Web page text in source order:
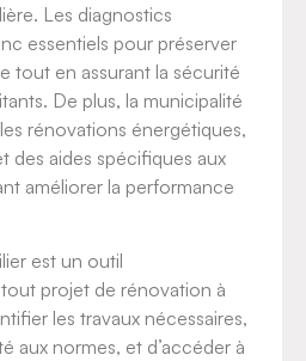
Les diagnostics
essentiels pour préserver
tout en assurant la sécurité
De plus, la municipalité
rénovations énergétiques,
des aides spécifiques aux
améliorer la performance
est un outil
projet de rénovation à
les travaux nécessaires,
aux normes, et d’accéder à